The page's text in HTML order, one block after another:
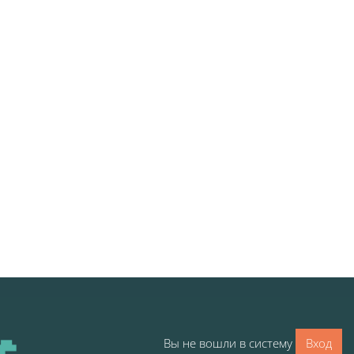
Вы не вошли в систему Вход